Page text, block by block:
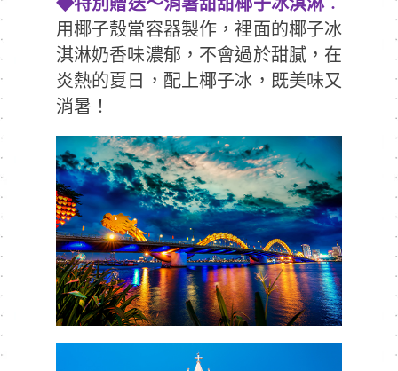
用椰子殼當容器製作，裡面的椰子冰
淇淋奶香味濃郁，不會過於甜膩，在
炎熱的夏日，配上椰子冰，既美味又
消暑！